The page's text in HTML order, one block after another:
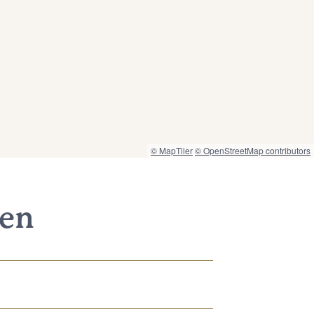
© MapTiler© OpenStreetMap contributors